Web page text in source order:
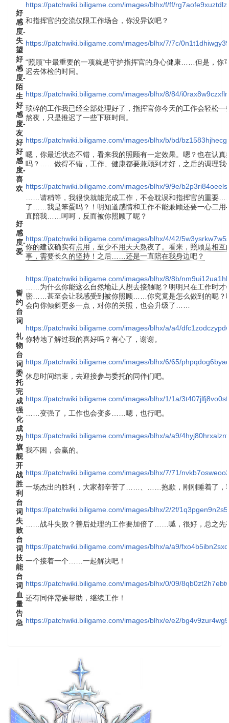
https://patchwiki.biligame.com/images/blhx/f/ff/
好
感
度-
失
望
和指挥官的交流仅限工作场合，你没异议吧？
https://patchwiki.biligame.com/images/blhx/7/7c/
好
感
度-
陌
生
“照顾”中最重要的一项就是守护指挥官的身心健康……但是，你
迟去体检的时间。
https://patchwiki.biligame.com/images/blhx/8/84/
好
感
度-
友
好
琐碎的工作我已经全部处理好了，指挥官你今天的工作会轻
熬夜，只是推迟了一些下班时间。
https://patchwiki.biligame.com/images/blhx/b/bd/
好
感
度-
喜
欢
嗯，你最近状态不错，看来我的照顾有一定效果。嗯？也在认
吗？……做得不错，工作、健康都要兼顾到才好，之后的调理我
https://patchwiki.biligame.com/images/blhx/9/9e/
好
感
度-
爱
……请稍等，我很快就能完成工作，不会耽误和指挥官的重要
了……我是笨蛋吗？！明知道感情和工作不能兼顾还要一心二
直陪我……呵呵，反而被你照顾了呢？
https://patchwiki.biligame.com/images/blhx/4/42/
你的建议确实有点用，至少不用天天熬夜了。看来，照顾是相
事，需要长久的坚持！之后……还是一直陪在我身边吧？
https://patchwiki.biligame.com/images/blhx/8/8b/
誓
约
台
词
……为什么你能这么自然地让人想去接触呢？明明只在工作时才
密……甚至会让我感受到被你照顾……你究竟是怎么做到的呢
会向你倾斜更多一点，对你的关照，也会升级了……
https://patchwiki.biligame.com/images/blhx/a/a4/
礼
物
台
词
你特地了解过我的喜好吗？有心了，谢谢。
https://patchwiki.biligame.com/images/blhx/6/65/
委
托
完
成
休息时间结束，去迎接参与委托的同伴们吧。
https://patchwiki.biligame.com/images/blhx/1/1a/
强
化
成
功
……变强了，工作也会变多……嗯，也行吧。
https://patchwiki.biligame.com/images/blhx/a/a9/
旗
舰
开
战
我不困，会赢的。
https://patchwiki.biligame.com/images/blhx/7/71/
胜
利
台
词
一场杰出的胜利，大家都辛苦了……、……抱歉，刚刚睡着了，
https://patchwiki.biligame.com/images/blhx/2/2f/
失
败
台
词
……战斗失败？善后处理的工作要加倍了……嘁，很好，总之
https://patchwiki.biligame.com/images/blhx/a/a9/
技
能
台
词
一个接着一个……一起解决吧！
https://patchwiki.biligame.com/images/blhx/0/09/
血
量
告
急
还有同伴需要帮助，继续工作！
https://patchwiki.biligame.com/images/blhx/e/e2/